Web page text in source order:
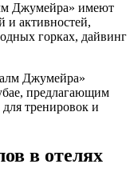
Джумейра» имеют
и активностей,
горках, дайвинг
Джумейра»
предлагающим
тренировок и
в отелях